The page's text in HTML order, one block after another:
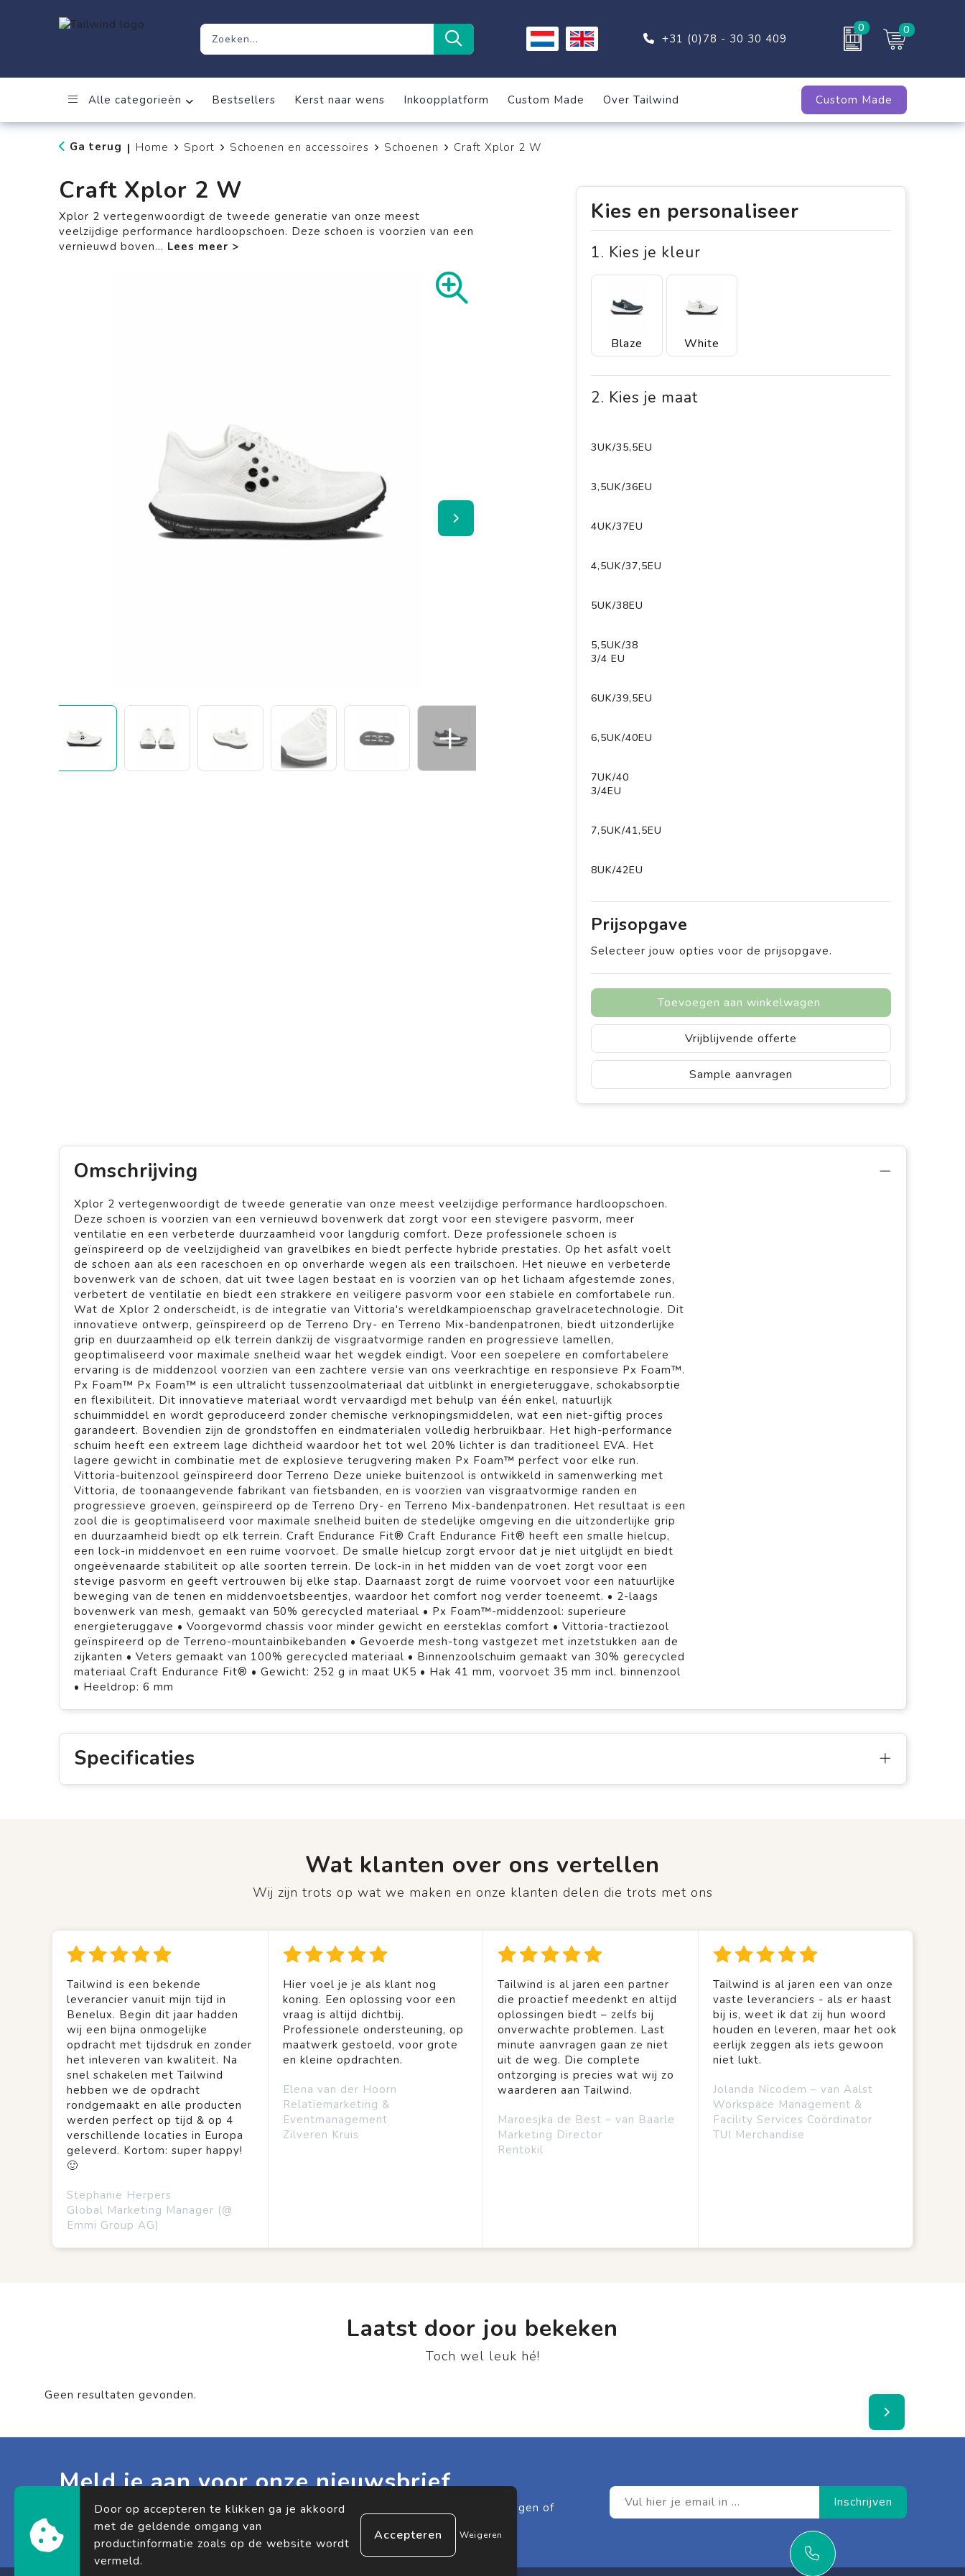
+31 (0)78 - 30 30 409
0 0
Alle categorieën Bestsellers Kerst naar wens Inkoopplatform Custom Made Over Tailwind Custom Made
Ga terug | Home Sport Schoenen en accessoires Schoenen Craft Xplor 2 W
Craft Xplor 2 W
Xplor 2 vertegenwoordigt de tweede generatie van onze meest
veelzijdige performance hardloopschoen. Deze schoen is voorzien van een
vernieuwd boven...
Kies en personaliseer
1. Kies je kleur
Blaze White
2. Kies je maat
3UK/35,5EU
3,5UK/36EU
4UK/37EU
4,5UK/37,5EU
5UK/38EU
5,5UK/38
3/4 EU
6UK/39,5EU
6,5UK/40EU
7UK/40
3/4EU
7,5UK/41,5EU
8UK/42EU
Prijsopgave
Selecteer jouw opties voor de prijsopgave.
Toevoegen aan winkelwagen
Vrijblijvende offerte
Sample aanvragen
Omschrijving
Xplor 2 vertegenwoordigt de tweede generatie van onze meest veelzijdige performance hardloopschoen.
Deze schoen is voorzien van een vernieuwd bovenwerk dat zorgt voor een stevigere pasvorm, meer
ventilatie en een verbeterde duurzaamheid voor langdurig comfort. Deze professionele schoen is
geïnspireerd op de veelzijdigheid van gravelbikes en biedt perfecte hybride prestaties. Op het asfalt voelt
de schoen aan als een raceschoen en op onverharde wegen als een trailschoen. Het nieuwe en verbeterde
bovenwerk van de schoen, dat uit twee lagen bestaat en is voorzien van op het lichaam afgestemde zones,
verbetert de ventilatie en biedt een strakkere en veiligere pasvorm voor een stabiele en comfortabele run.
Wat de Xplor 2 onderscheidt, is de integratie van Vittoria's wereldkampioenschap gravelracetechnologie. Dit
innovatieve ontwerp, geïnspireerd op de Terreno Dry- en Terreno Mix-bandenpatronen, biedt uitzonderlijke
grip en duurzaamheid op elk terrein dankzij de visgraatvormige randen en progressieve lamellen,
geoptimaliseerd voor maximale snelheid waar het wegdek eindigt. Voor een soepelere en comfortabelere
ervaring is de middenzool voorzien van een zachtere versie van ons veerkrachtige en responsieve Px Foam™.
Px Foam™ Px Foam™ is een ultralicht tussenzoolmateriaal dat uitblinkt in energieteruggave, schokabsorptie
en flexibiliteit. Dit innovatieve materiaal wordt vervaardigd met behulp van één enkel, natuurlijk
schuimmiddel en wordt geproduceerd zonder chemische verknopingsmiddelen, wat een niet-giftig proces
garandeert. Bovendien zijn de grondstoffen en eindmaterialen volledig herbruikbaar. Het high-performance
schuim heeft een extreem lage dichtheid waardoor het tot wel 20% lichter is dan traditioneel EVA. Het
lagere gewicht in combinatie met de explosieve terugvering maken Px Foam™ perfect voor elke run.
Vittoria-buitenzool geïnspireerd door Terreno Deze unieke buitenzool is ontwikkeld in samenwerking met
Vittoria, de toonaangevende fabrikant van fietsbanden, en is voorzien van visgraatvormige randen en
progressieve groeven, geïnspireerd op de Terreno Dry- en Terreno Mix-bandenpatronen. Het resultaat is een
zool die is geoptimaliseerd voor maximale snelheid buiten de stedelijke omgeving en die uitzonderlijke grip
en duurzaamheid biedt op elk terrein. Craft Endurance Fit® Craft Endurance Fit® heeft een smalle hielcup,
een lock-in middenvoet en een ruime voorvoet. De smalle hielcup zorgt ervoor dat je niet uitglijdt en biedt
ongeëvenaarde stabiliteit op alle soorten terrein. De lock-in in het midden van de voet zorgt voor een
stevige pasvorm en geeft vertrouwen bij elke stap. Daarnaast zorgt de ruime voorvoet voor een natuurlijke
beweging van de tenen en middenvoetsbeentjes, waardoor het comfort nog verder toeneemt. • 2-laags
bovenwerk van mesh, gemaakt van 50% gerecycled materiaal • Px Foam™-middenzool: superieure
energieteruggave • Voorgevormd chassis voor minder gewicht en eersteklas comfort • Vittoria-tractiezool
geïnspireerd op de Terreno-mountainbikebanden • Gevoerde mesh-tong vastgezet met inzetstukken aan de
zijkanten • Veters gemaakt van 100% gerecycled materiaal • Binnenzoolschuim gemaakt van 30% gerecycled
materiaal Craft Endurance Fit® • Gewicht: 252 g in maat UK5 • Hak 41 mm, voorvoet 35 mm incl. binnenzool
• Heeldrop: 6 mm
Specificaties
Wat klanten over ons vertellen
Wij zijn trots op wat we maken en onze klanten delen die trots met ons
Tailwind is een bekende
leverancier vanuit mijn tijd in
Benelux. Begin dit jaar hadden
wij een bijna onmogelijke
opdracht met tijdsdruk en zonder
het inleveren van kwaliteit. Na
snel schakelen met Tailwind
hebben we de opdracht
rondgemaakt en alle producten
werden perfect op tijd & op 4
verschillende locaties in Europa
geleverd. Kortom: super happy!
🙂
Stephanie Herpers
Global Marketing Manager (@
Emmi Group AG)
Hier voel je je als klant nog
koning. Een oplossing voor een
vraag is altijd dichtbij.
Professionele ondersteuning, op
maatwerk gestoeld, voor grote
en kleine opdrachten.
Elena van der Hoorn
Relatiemarketing &
Eventmanagement
Zilveren Kruis
Tailwind is al jaren een partner
die proactief meedenkt en altijd
oplossingen biedt – zelfs bij
onverwachte problemen. Last
minute aanvragen gaan ze niet
uit de weg. Die complete
ontzorging is precies wat wij zo
waarderen aan Tailwind.
Maroesjka de Best – van Baarle
Marketing Director
Rentokil
Tailwind is al jaren een van onze
vaste leveranciers - als er haast
bij is, weet ik dat zij hun woord
houden en leveren, maar het ook
eerlijk zeggen als iets gewoon
niet lukt.
Jolanda Nicodem – van Aalst
Workspace Management &
Facility Services Coördinator
TUI Merchandise
Laatst door jou bekeken
Toch wel leuk hé!
Geen resultaten gevonden.
Meld je aan voor onze nieuwsbrief
Schrijf je in voor onze nieuwsbrief en mis nooit meer één van onze leuke aanbiedingen of
updates.
Door op accepteren te klikken ga je akkoord
met de geldende omgang van
productinformatie zoals op de website wordt
vermeld.
Weigeren